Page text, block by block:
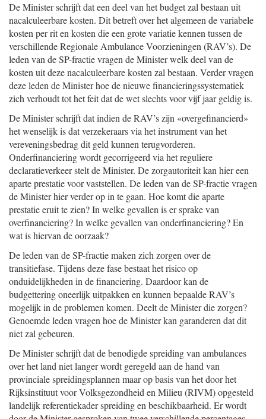
De Minister schrijft dat een deel van het budget zal bestaan uit
nacalculeerbare kosten. Dit betreft over het algemeen de variabele
kosten per rit en kosten die een grote variatie kennen tussen de
verschillende Regionale Ambulance Voorzieningen (RAV’s). De
leden van de SP-fractie vragen de Minister welk deel van de
kosten uit deze nacalculeerbare kosten zal bestaan. Verder vragen
deze leden de Minister hoe de nieuwe financieringssystematiek
zich verhoudt tot het feit dat de wet slechts voor vijf jaar geldig is.
De Minister schrijft dat indien de RAV’s zijn «overgefinancierd»
het wenselijk is dat verzekeraars via het instrument van het
vereveningsbedrag dit geld kunnen terugvorderen.
Onderfinanciering wordt gecorrigeerd via het reguliere
declaratieverkeer stelt de Minister. De zorgautoriteit kan hier een
aparte prestatie voor vaststellen. De leden van de SP-fractie vragen
de Minister hier verder op in te gaan. Hoe komt die aparte
prestatie eruit te zien? In welke gevallen is er sprake van
overfinanciering? In welke gevallen van onderfinanciering? En
wat is hiervan de oorzaak?
De leden van de SP-fractie maken zich zorgen over de
transitiefase. Tijdens deze fase bestaat het risico op
onduidelijkheden in de financiering. Daardoor kan de
budgettering oneerlijk uitpakken en kunnen bepaalde RAV’s
mogelijk in de problemen komen. Deelt de Minister die zorgen?
Genoemde leden vragen hoe de Minister kan garanderen dat dit
niet zal gebeuren.
De Minister schrijft dat de benodigde spreiding van ambulances
over het land niet langer wordt geregeld aan de hand van
provinciale spreidingsplannen maar op basis van het door het
Rijksinstituut voor Volksgezondheid en Milieu (RIVM) opgesteld
landelijk referentiekader spreiding en beschikbaarheid. Er wordt